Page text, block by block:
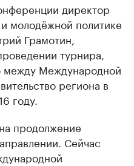
директор
молодёжной политике
Грамотин,
турнира,
между Международной
региона в
году.
продолжение
Сейчас